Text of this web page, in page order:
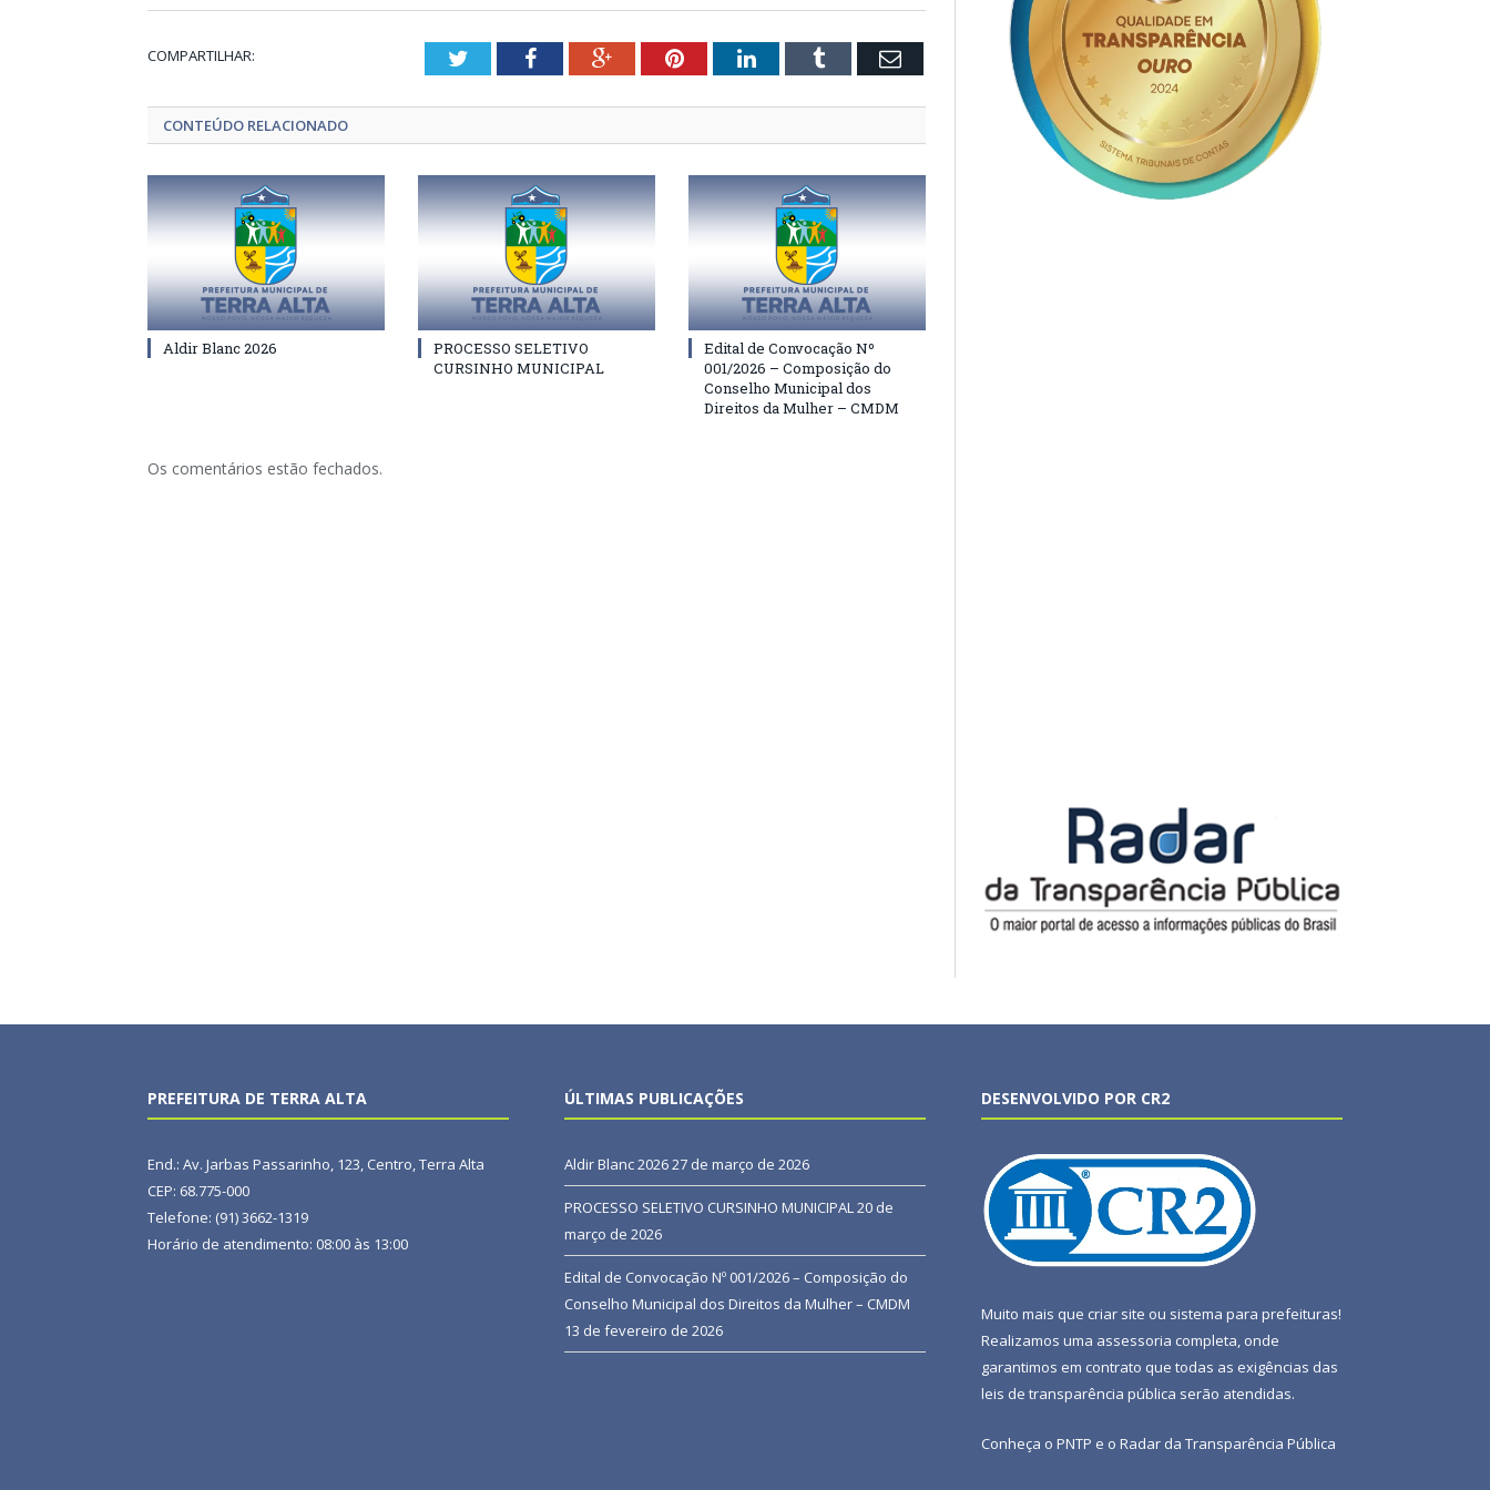
COMPARTILHAR: TwitterFacebookGoogle+PinterestLinkedInTumblr Email
CONTEÚDO RELACIONADO
Aldir Blanc 2026
PROCESSO SELETIVO
CURSINHO MUNICIPAL
Edital de Convocação Nº
001/2026 – Composição do
Conselho Municipal dos
Direitos da Mulher – CMDM
Os comentários estão fechados.
PREFEITURA DE TERRA ALTA
End.: Av. Jarbas Passarinho, 123, Centro, Terra Alta
CEP: 68.775-000
Telefone: (91) 3662-1319
Horário de atendimento: 08:00 às 13:00
ÚLTIMAS PUBLICAÇÕES
Aldir Blanc 202627 de março de 2026
PROCESSO SELETIVO CURSINHO MUNICIPAL20 de
março de 2026
Edital de Convocação Nº 001/2026 – Composição do
Conselho Municipal dos Direitos da Mulher – CMDM
13 de fevereiro de 2026
DESENVOLVIDO POR CR2
Muito mais que criar site ou sistema para prefeituras!
Realizamos uma assessoria completa, onde
garantimos em contrato que todas as exigências das
leis de transparência pública serão atendidas.
Conheça o PNTP e o Radar da Transparência Pública